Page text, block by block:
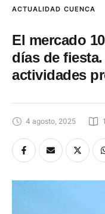
ACTUALIDAD CUENCA
El mercado
días de
actividades
4 agosto, 2025 1